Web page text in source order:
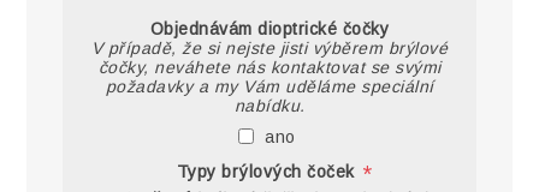
Objednávám dioptrické čočky
V případě, že si nejste jisti výběrem brýlové
čočky, neváhete nás kontaktovat se svými
požadavky a my Vám uděláme speciální
nabídku.
ano
Typy brýlových čoček *